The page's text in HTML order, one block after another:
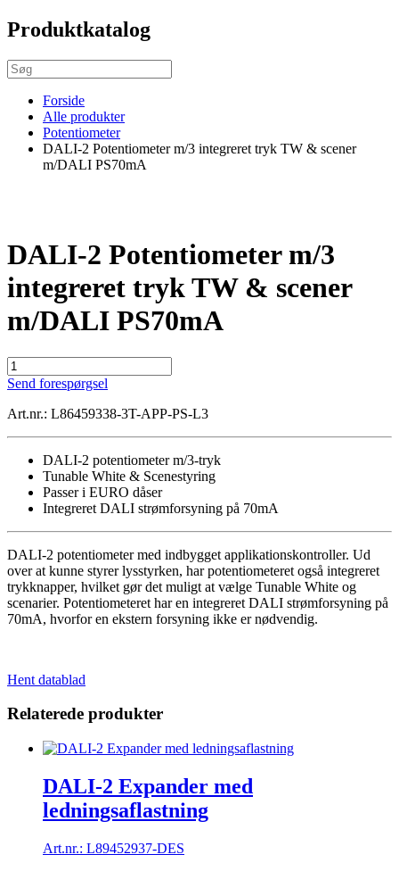
Produktkatalog
Forside
Alle produkter
Potentiometer
DALI-2 Potentiometer m/3 integreret tryk TW & scener
m/DALI PS70mA
DALI-2 Potentiometer m/3
integreret tryk TW & scener
m/DALI PS70mA
DALI-
2
Potentiometer
m/3
scener
m/DALI
Send forespørgsel
Art.nr.: L86459338-3T-APP-PS-L3
DALI-2 potentiometer m/3-tryk
Tunable White & Scenestyring
Passer i EURO dåser
Integreret DALI strømforsyning på 70mA
DALI-2 potentiometer med indbygget applikationskontroller. Ud
over at kunne styrer lysstyrken, har potentiometeret også integreret
trykknapper, hvilket gør det muligt at vælge Tunable White og
scenarier. Potentiometeret har en integreret DALI strømforsyning på
70mA, hvorfor en ekstern forsyning ikke er nødvendig.
Hent datablad
Relaterede produkter
DALI-2 Expander med
ledningsaflastning
Art.nr.: L89452937-DES